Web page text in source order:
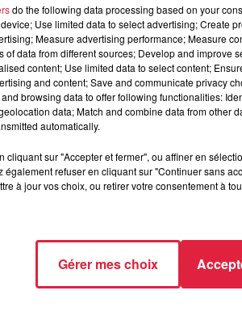
do the following data processing based on your
Use limited data to select advertising; Create
Measure advertising performance; Measure
of data from different sources; Develop and improve
content; Use limited data to select content;
and content; Save and communicate privacy
browsing data to offer following functionalities:
data; Match and combine data from other
automatically.
cliquant sur "Accepter et fermer", ou affiner en
également refuser en cliquant sur "Continuer sans
à jour vos choix, ou retirer votre consentement à
Gérer mes choix